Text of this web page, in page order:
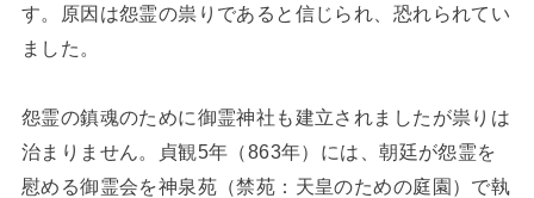
す。原因は怨霊の祟りであると信じられ、恐れられてい
ました。
怨霊の鎮魂のために御霊神社も建立されましたが祟りは
治まりません。貞観5年（863年）には、朝廷が怨霊を
慰める御霊会を神泉苑（禁苑：天皇のための庭園）で執